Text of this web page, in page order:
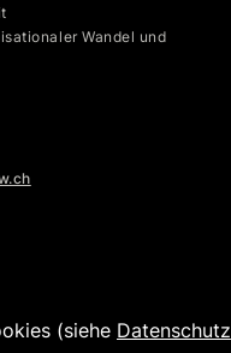
Wandel und
(siehe Datenschutz